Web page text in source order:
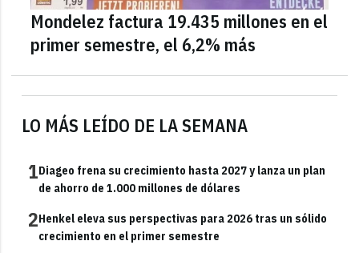
LO MÁS LEÍDO DE LA SEMANA
1Diageo frena su crecimiento hasta 2027 y lanza un plan
de ahorro de 1.000 millones de dólares
2Henkel eleva sus perspectivas para 2026 tras un sólido
crecimiento en el primer semestre
Mondelez factura 19.435 millones en el
primer semestre, el 6,2% más